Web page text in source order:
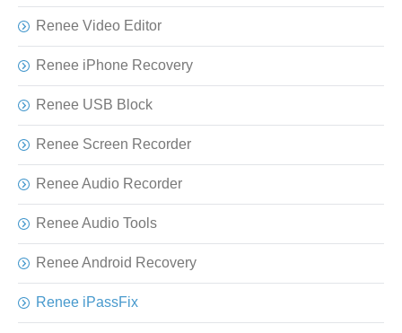
Renee Video Editor
Renee iPhone Recovery
Renee USB Block
Renee Screen Recorder
Renee Audio Recorder
Renee Audio Tools
Renee Android Recovery
Renee iPassFix